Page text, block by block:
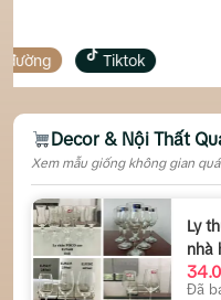
5 (0)
Decor & Nội Thất
Xem mẫu giống không gian
Ly
nhà
Đã